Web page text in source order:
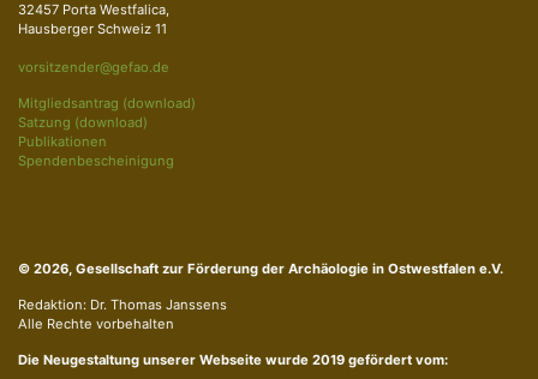
32457 Porta Westfalica,
Hausberger Schweiz 11
vorsitzender@gefao.de
Mitgliedsantrag (download)
Satzung (download)
Publikationen
Spendenbescheinigung
© 2026, Gesellschaft zur Förderung der Archäologie in Ostwestfalen e.V.
Redaktion: Dr. Thomas Janssens
Alle Rechte vorbehalten
Die Neugestaltung unserer Webseite wurde 2019 gefördert vom: